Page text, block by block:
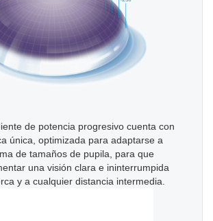
de potencia progresivo cuenta con
única, optimizada para adaptarse a
de tamaños de pupila, para que
una visión clara e ininterrumpida
y a cualquier distancia intermedia.